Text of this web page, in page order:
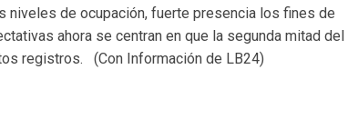
de ocupación, fuerte presencia los fines de
ahora se centran en que la segunda mitad del
registros. (Con Información de LB24)